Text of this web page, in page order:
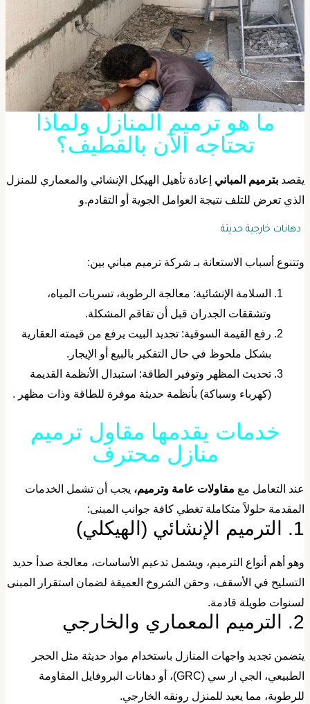
​ما هو ترميم المنازل ولماذا
تحتاجه الآن بالقطيف؟
بترميم المبانيإعادة تأهيل الهيكل الإنشائي والمعماري للمنزل
تعرض للتلف نتيجة العوامل الجوية أو التقادم.و
دهانات خارجية حديثة
أسباب الاستعانة بـ شركة ترميم مباني بين:
​السلامة الإنشائية: معالجة الرطوبة، تسربات المياه،
وتشققات الجدران قبل أن تفاقم المشكلة.
​رفع القيمة السوقية: تجديد البيت يرفع من قيمته العقارية
بشكل ملحوظ في حال التفكير بالبيع أو الإيجار.
​تحديث المظهر وتوفير الطاقة: استبدال الأنظمة القديمة
(كهرباء وسباكة) بأنظمة حديثة موفرة للطاقة وذات مظهر .
​خدمات يقدمها مقاول ترميم
منازل محترف
التعامل معمقاولات عامة وترميم،يجب أن تشمل الخدمات
حلولاً متكاملة تغطي كافة جوانب المبنى:
(الهيكلي)
أهم أنواع الترميم، ويشمل تدعيم الأساسات، معالجة صدأ حديد
في الأسقف، وحقن الشروخ العميقة لضمان استقرار المبنى
طويلة قادمة.
والخارجي
تجديد واجهات المنازل باستخدام مواد حديثة مثل الحجر
الطبيعي، الجي ار سي (GRC)، أو دهانات البروفايل المقاومة
مما يعيد للمنزل رونقه الخارجي.